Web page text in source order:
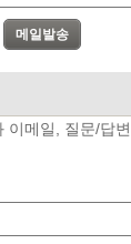
이메일, 질문/답